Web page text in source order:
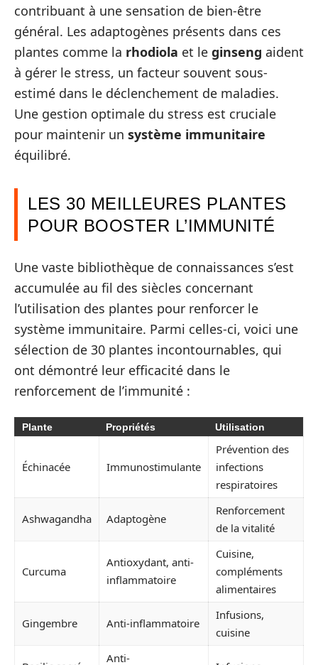
contribuant à une sensation de bien-être
général. Les adaptogènes présents dans ces
plantes comme la rhodiola et le ginseng aident
à gérer le stress, un facteur souvent sous-
estimé dans le déclenchement de maladies.
Une gestion optimale du stress est cruciale
pour maintenir un système immunitaire
équilibré.
LES 30 MEILLEURES PLANTES
POUR BOOSTER L’IMMUNITÉ
Une vaste bibliothèque de connaissances s’est
accumulée au fil des siècles concernant
l’utilisation des plantes pour renforcer le
système immunitaire. Parmi celles-ci, voici une
sélection de 30 plantes incontournables, qui
ont démontré leur efficacité dans le
renforcement de l’immunité :
Plante Propriétés Utilisation
Échinacée Immunostimulante
Prévention des
infections
respiratoires
Ashwagandha Adaptogène
Renforcement
de la vitalité
Curcuma
Antioxydant, anti-
inflammatoire
Cuisine,
compléments
alimentaires
Gingembre Anti-inflammatoire
Infusions,
cuisine
Anti-